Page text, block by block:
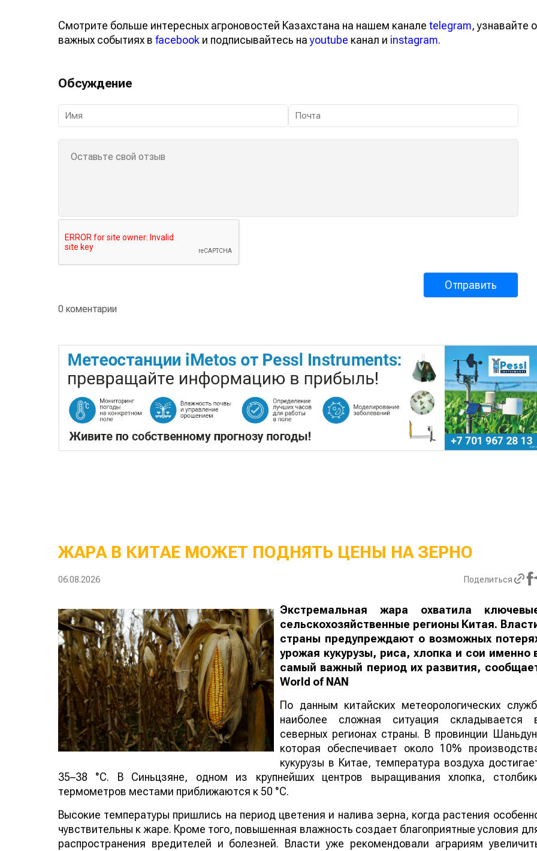
Смотрите больше интересных агроновостей Казахстана на нашем канале telegram, узнавайте о
важных событиях в facebook и подписывайтесь наyoutube канал и instagram.
Обсуждение
0 коментарии
ЖАРА В КИТАЕ МОЖЕТ ПОДНЯТЬ ЦЕНЫ НА ЗЕРНО
06.08.2026 Поделиться
Экстремальная жара охватила
сельскохозяйственные регионы Китая.
страны предупреждают о возможных
урожая кукурузы, риса, хлопка и сои именно
самый важный период их развития,
World of NAN
По данным китайских метеорологических
наиболее сложная ситуация складывается
северных регионах страны. В провинции
которая обеспечивает около 10%
кукурузы в Китае, температура воздуха
35–38 °C. В Синьцзяне, одном из крупнейших центров выращивания хлопка,
термометров местами приближаются к 50 °C.
Высокие температуры пришлись на период цветения и налива зерна, когда растения
чувствительны к жаре. Кроме того, повышенная влажность создает благоприятные условия
распространения вредителей и болезней. Власти уже рекомендовали аграриям